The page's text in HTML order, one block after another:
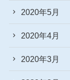
2020年5月
2020年4月
2020年3月